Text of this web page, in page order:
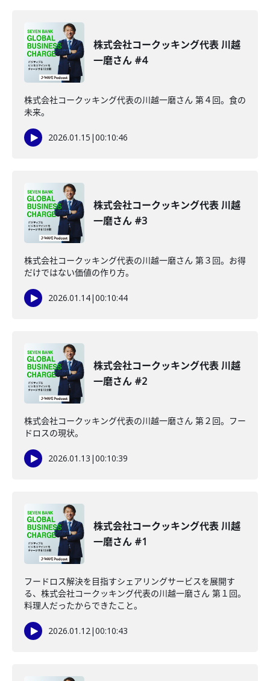
株式会社コークッキング代表 川越
一磨さん #4
株式会社コークッキング代表の川越一磨さん 第４回。食の
未来。
2026.01.15 |00:10:46
株式会社コークッキング代表 川越
一磨さん #3
株式会社コークッキング代表の川越一磨さん 第３回。お得
だけではない価値の作り方。
2026.01.14|00:10:44
株式会社コークッキング代表 川越
一磨さん #2
株式会社コークッキング代表の川越一磨さん 第２回。フー
ドロスの現状。
2026.01.13 |00:10:39
株式会社コークッキング代表 川越
一磨さん #1
フードロス解決を目指すシェアリングサービスを展開す
る、株式会社コークッキング代表の川越一磨さん 第１回。
料理人だったからできたこと。
2026.01.12|00:10:43